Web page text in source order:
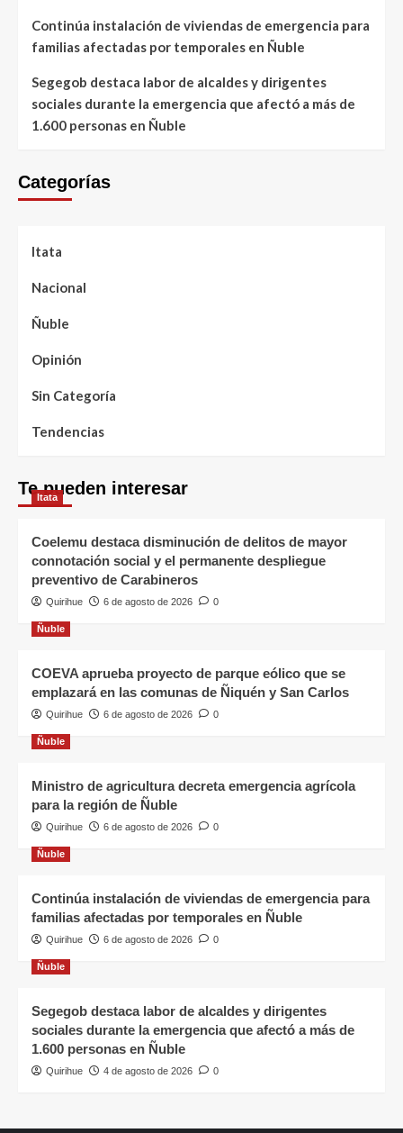
Continúa instalación de viviendas de emergencia para
familias afectadas por temporales en Ñuble
Segegob destaca labor de alcaldes y dirigentes
sociales durante la emergencia que afectó a más de
1.600 personas en Ñuble
Categorías
Itata
Nacional
Ñuble
Opinión
Sin Categoría
Tendencias
Te pueden interesar
Itata
Coelemu destaca disminución de delitos de mayor
connotación social y el permanente despliegue
preventivo de Carabineros
Quirihue 6 de agosto de 2026 0
Ñuble
COEVA aprueba proyecto de parque eólico que se
emplazará en las comunas de Ñiquén y San Carlos
Quirihue 6 de agosto de 2026 0
Ñuble
Ministro de agricultura decreta emergencia agrícola
para la región de Ñuble
Quirihue 6 de agosto de 2026 0
Ñuble
Continúa instalación de viviendas de emergencia para
familias afectadas por temporales en Ñuble
Quirihue 6 de agosto de 2026 0
Ñuble
Segegob destaca labor de alcaldes y dirigentes
sociales durante la emergencia que afectó a más de
1.600 personas en Ñuble
Quirihue 4 de agosto de 2026 0